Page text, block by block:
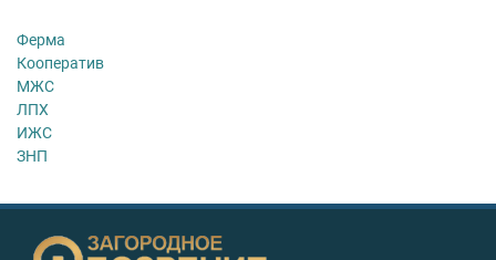
Ферма
Кооператив
МЖС
ЛПХ
ИЖС
ЗНП